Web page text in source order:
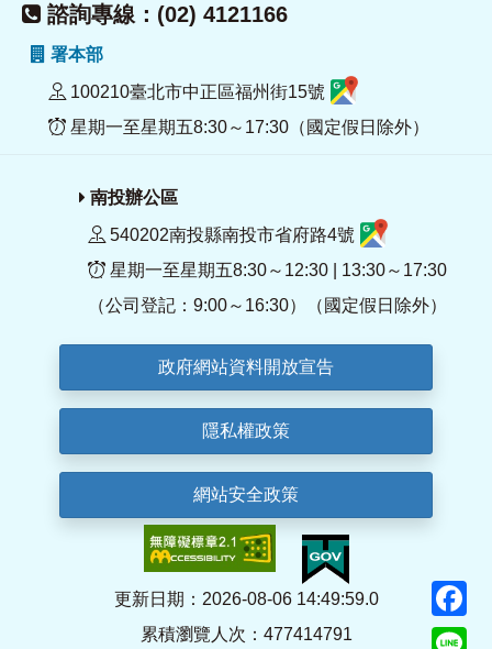
諮詢專線：(02) 4121166
署本部
100210臺北市中正區福州街15號
星期一至星期五8:30～17:30（國定假日除外）
南投辦公區
540202南投縣南投市省府路4號
星期一至星期五8:30～12:30 | 13:30～17:30
（公司登記：9:00～16:30）（國定假日除外）
政府網站資料開放宣告
隱私權政策
網站安全政策
更新日期：2026-08-06 14:49:59.0
累積瀏覽人次：477414791